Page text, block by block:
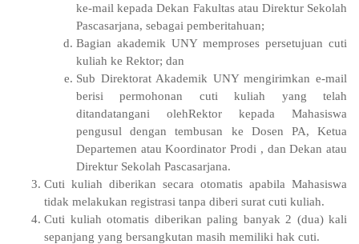
ke-mail kepada Dekan Fakultas atau Direktur Sekolah
Pascasarjana, sebagai pemberitahuan;
Bagian akademik UNY memproses persetujuan cuti
kuliah ke Rektor; dan
Sub Direktorat Akademik UNY mengirimkan e-mail
berisi permohonan cuti kuliah yang telah
ditandatangani olehRektor kepada Mahasiswa
pengusul dengan tembusan ke Dosen PA, Ketua
Departemen atau Koordinator Prodi , dan Dekan atau
Direktur Sekolah Pascasarjana.
Cuti kuliah diberikan secara otomatis apabila Mahasiswa
tidak melakukan registrasi tanpa diberi surat cuti kuliah.
Cuti kuliah otomatis diberikan paling banyak 2 (dua) kali
sepanjang yang bersangkutan masih memiliki hak cuti.